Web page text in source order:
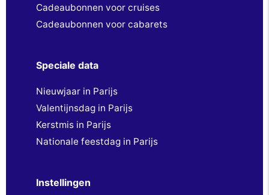
Cadeaubonnen voor cruises
Cadeaubonnen voor cabarets
Speciale data
Nieuwjaar in Parijs
Valentijnsdag in Parijs
Kerstmis in Parijs
Nationale feestdag in Parijs
Instellingen